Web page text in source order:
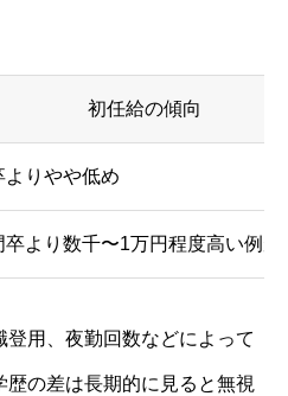
初任給の傾向
よりやや低め
卒より数千〜1万円程度高い例が
登用、夜勤回数などによって
歴の差は長期的に見ると無視